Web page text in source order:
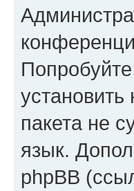
пакета не
язык.
phpBB